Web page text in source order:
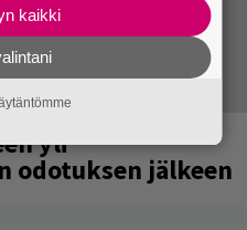
yli
odotuksen jälkeen
kaikki